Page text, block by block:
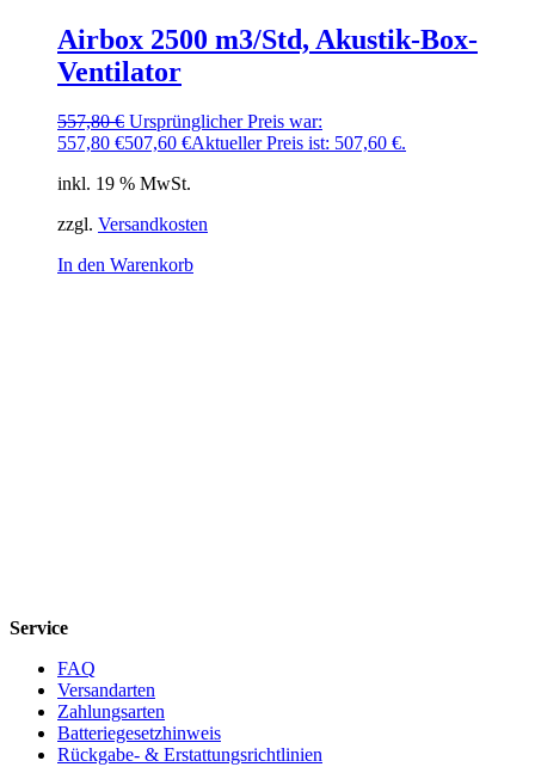
Airbox 2500 m3/Std, Akustik-Box-
Ventilator
557,80€ Ursprünglicher Preis war:
557,80 €507,60 €Aktueller Preis ist: 507,60 €.
inkl. 19 % MwSt.
zzgl. Versandkosten
In den Warenkorb
Service
FAQ
Versandarten
Zahlungsarten
Batteriegesetzhinweis
Rückgabe- & Erstattungsrichtlinien